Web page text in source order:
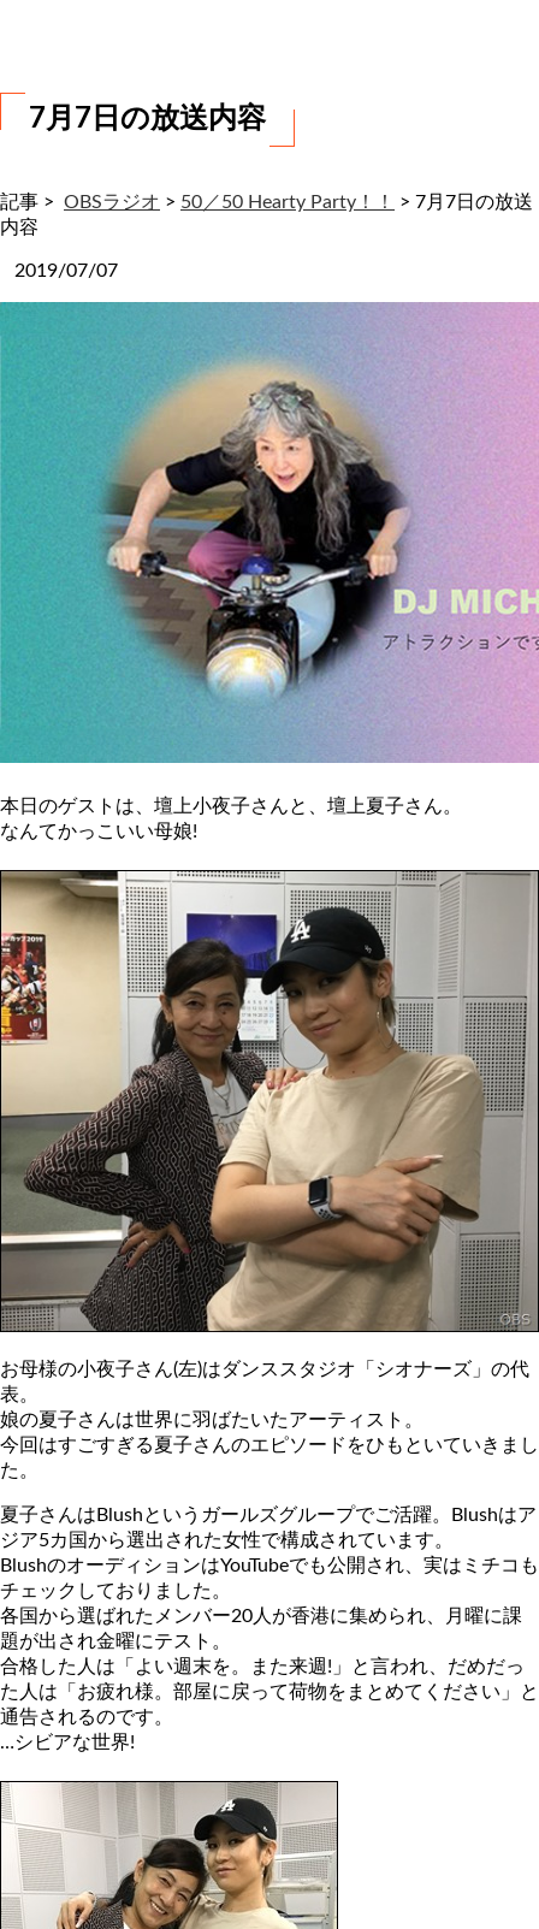
7月7日の放送内容
記事 > OBSラジオ > 50／50 Hearty Party！！ > 7月7日の放送
内容
2019/07/07
本日のゲストは、壇上小夜子さんと、壇上夏子さん。
なんてかっこいい母娘!
お母様の小夜子さん(左)はダンススタジオ「シオナーズ」の代
表。
娘の夏子さんは世界に羽ばたいたアーティスト。
今回はすごすぎる夏子さんのエピソードをひもといていきまし
た。
夏子さんはBlushというガールズグループでご活躍。Blushはア
ジア5カ国から選出された女性で構成されています。
BlushのオーディションはYouTubeでも公開され、実はミチコも
チェックしておりました。
各国から選ばれたメンバー20人が香港に集められ、月曜に課
題が出され金曜にテスト。
合格した人は「よい週末を。また来週!」と言われ、だめだっ
た人は「お疲れ様。部屋に戻って荷物をまとめてください」と
通告されるのです。
…シビアな世界!